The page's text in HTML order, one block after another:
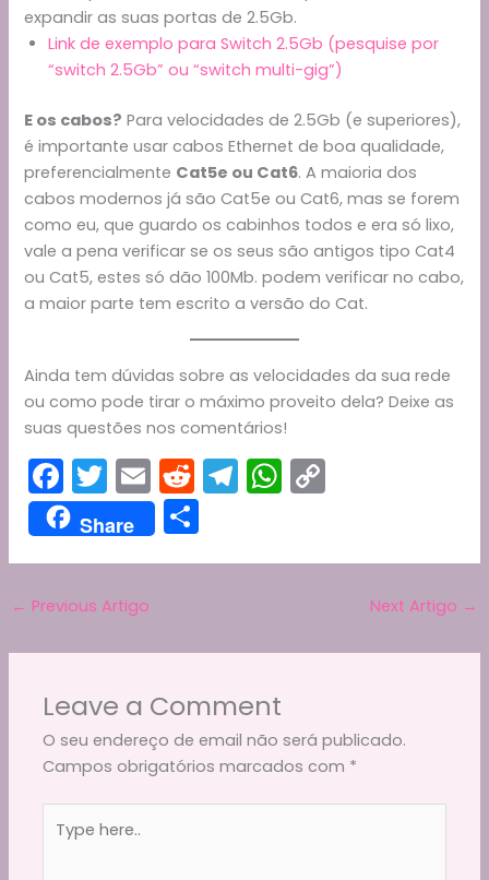
expandir as suas portas de 2.5Gb.
Link de exemplo para Switch 2.5Gb (pesquise por
“switch 2.5Gb” ou “switch multi-gig”)
E os cabos? Para velocidades de 2.5Gb (e superiores),
é importante usar cabos Ethernet de boa qualidade,
preferencialmente Cat5e ou Cat6. A maioria dos
cabos modernos já são Cat5e ou Cat6, mas se forem
como eu, que guardo os cabinhos todos e era só lixo,
vale a pena verificar se os seus são antigos tipo Cat4
ou Cat5, estes só dão 100Mb. podem verificar no cabo,
a maior parte tem escrito a versão do Cat.
Ainda tem dúvidas sobre as velocidades da sua rede
ou como pode tirar o máximo proveito dela? Deixe as
suas questões nos comentários!
F
a
c
e
b
o
k
T
w
itt
er
E
m
ai
l
R
e
d
di
T
el
gr
m
W
h
ts
p
y
n
Share
h
← Previous Artigo Next Artigo →
Leave a Comment
O seu endereço de email não será publicado.
Campos obrigatórios marcados com *
here..